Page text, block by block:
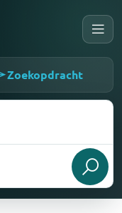
Zoekopdracht